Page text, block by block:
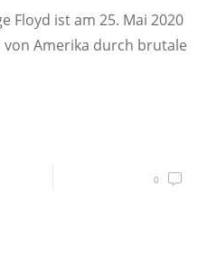
Floyd ist am 25. Mai 2020
Amerika durch brutale
0